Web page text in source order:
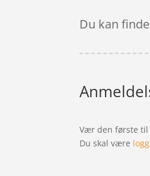
Du kan finde
Vær den første til
Du skal være